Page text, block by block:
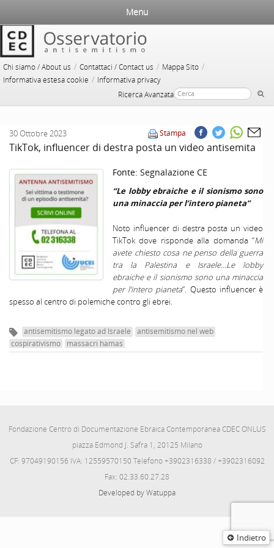
Chi siamo / About us / Contattaci / Contact us / Mappa Sito /
Informativa estesa cookie / Informativa privacy
Ricerca Avanzata
Menu
Indietro
Stampa
30 Ottobre 2023
TikTok, influencer di destra posta un video antisemita
Fonte: Segnalazione CE
“Le lobby ebraiche e il sionismo sono
una minaccia per l’intero pianeta”
Noto influencer di destra posta un video
TikTok dove risponde alla domanda “Mi
avete chiesto cosa ne penso della guerra
tra la Palestina e Israele…Le lobby
ebraiche e il sionismo sono una minaccia
per l’intero pianeta“. Questo influencer è
spesso al centro di polemiche contro gli ebrei.
antisemitismo legato ad Israele
antisemitismo nel web
cospirativismo
massacri hamas
Fondazione Centro di Documentazione Ebraica Contemporanea CDEC ONLUS
piazza Edmond J. Safra 1, 20125 Milano
CF: 97049190156 IVA: 12559570150 Telefono +3902316338 / +3902316092
Fax: 02.33.60.27.28
Developed by Watuppa